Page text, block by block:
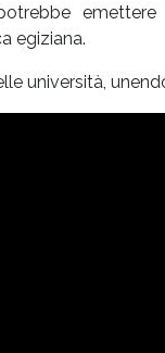
egiziana.
università,